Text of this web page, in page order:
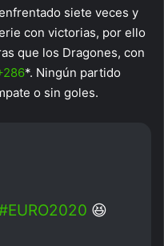
siete veces y
con victorias, por ello
que los Dragones, con
*. Ningún partido
o sin goles.
😆